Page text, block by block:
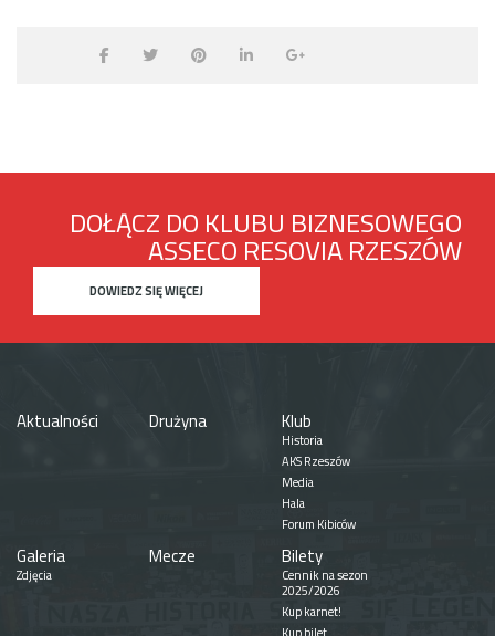
DOŁĄCZ DO KLUBU BIZNESOWEGO
ASSECO RESOVIA RZESZÓW
DOWIEDZ SIĘ WIĘCEJ
Aktualności Drużyna Klub
Historia
AKS Rzeszów
Media
Hala
Forum Kibiców
Galeria
Zdjęcia
Mecze Bilety
Cennik na sezon
2025/2026
Kup karnet!